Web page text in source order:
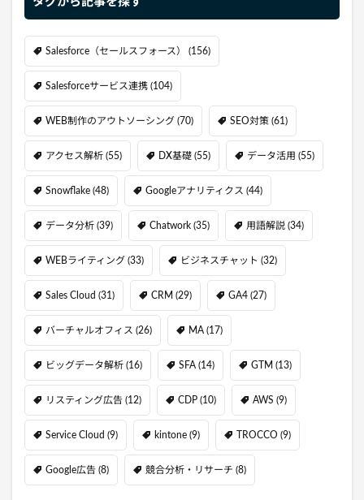
Salesforce（セールスフォース） (156)
Salesforceサービス連携 (104)
WEB制作のアウトソーシング (70) SEO対策 (61)
アクセス解析 (55) DX基礎 (55) データ活用 (55)
Snowflake (48) Googleアナリティクス (44)
データ分析 (39) Chatwork (35) 用語解説 (34)
WEBライティング (33) ビジネスチャット (32)
Sales Cloud (31) CRM (29) GA4 (27)
バーチャルオフィス (26) MA (17)
ビッグデータ解析 (16) SFA (14) GTM (13)
リスティング広告 (12) CDP (10) AWS (9)
Service Cloud (9) kintone (9) TROCCO (9)
Google広告 (8) 競合分析・リサーチ (8)